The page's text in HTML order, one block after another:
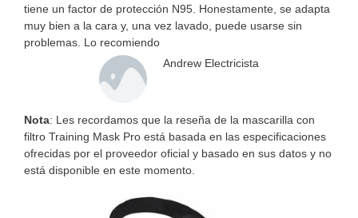
tiene un factor de protección N95. Honestamente, se adapta
muy bien a la cara y, una vez lavado, puede usarse sin
problemas. Lo recomiendo
Andrew Electricista
Nota: Les recordamos que la reseña de la mascarilla con
filtro Training Mask Pro está basada en las especificaciones
ofrecidas por el proveedor oficial y basado en sus datos y no
está disponible en este momento.